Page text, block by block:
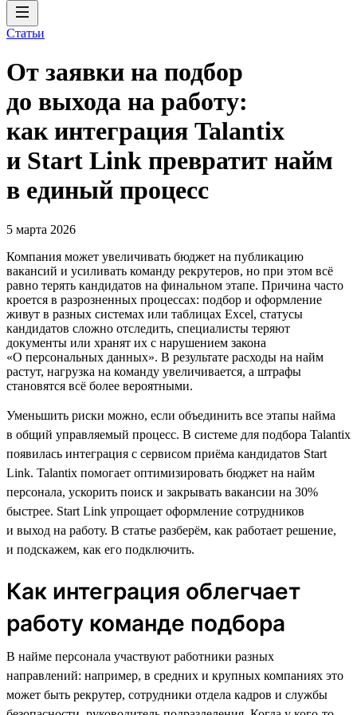
Статьи
От заявки на подбор
до выхода на работу:
как интеграция Talantix
и Start Link превратит найм
в единый процесс
5 марта 2026
Компания может увеличивать бюджет на публикацию
вакансий и усиливать команду рекрутеров, но при этом всё
равно терять кандидатов на финальном этапе. Причина часто
кроется в разрозненных процессах: подбор и оформление
живут в разных системах или таблицах Excel, статусы
кандидатов сложно отследить, специалисты теряют
документы или хранят их с нарушением закона
«О персональных данных». В результате расходы на найм
растут, нагрузка на команду увеличивается, а штрафы
становятся всё более вероятными.
Уменьшить риски можно, если объединить все этапы найма
в общий управляемый процесс. В системе для подбора Talantix
появилась интеграция с сервисом приёма кандидатов Start
Link. Talantix помогает оптимизировать бюджет на найм
персонала, ускорить поиск и закрывать вакансии на 30%
быстрее. Start Link упрощает оформление сотрудников
и выход на работу. В статье разберём, как работает решение,
и подскажем, как его подключить.
Как интеграция облегчает
работу команде подбора
В найме персонала участвуют работники разных
направлений: например, в средних и крупных компаниях это
может быть рекрутер, сотрудники отдела кадров и службы